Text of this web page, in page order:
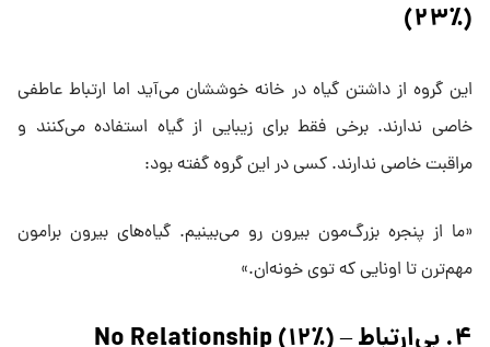
(۲۳٪)
این گروه از داشتن گیاه در خانه خوششان می‌آید اما ارتباط عاطفی
خاصی ندارند. برخی فقط برای زیبایی از گیاه استفاده می‌کنند و
مراقبت خاصی ندارند. کسی در این گروه گفته بود:
«ما از پنجره بزرگ‌مون بیرون رو می‌بینیم. گیاه‌های بیرون برامون
مهم‌ترن تا اونایی که توی خونه‌ان.»